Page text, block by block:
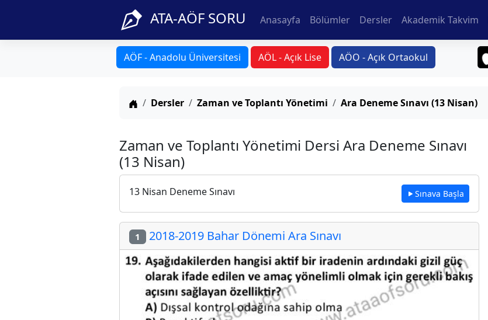
ATA-AÖF SORU Anasayfa Bölümler Dersler Akademik Takvim
AÖF - Anadolu Üniversitesi AÖL - Açık Lise AÖO - Açık Ortaokul
Anasayfa
Dersler Zaman ve Toplantı Yönetimi Ara Deneme Sınavı (13 Nisan)
Zaman ve Toplantı Yönetimi Dersi Ara Deneme Sınavı
(13 Nisan)
13 Nisan Deneme Sınavı Sınava Başla
1 2018-2019 Bahar Dönemi Ara Sınavı